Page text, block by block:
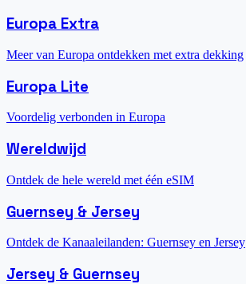
Europa Extra
Meer van Europa ontdekken met extra dekking
Europa Lite
Voordelig verbonden in Europa
Wereldwijd
Ontdek de hele wereld met één eSIM
Guernsey & Jersey
Ontdek de Kanaaleilanden: Guernsey en Jersey
Jersey & Guernsey